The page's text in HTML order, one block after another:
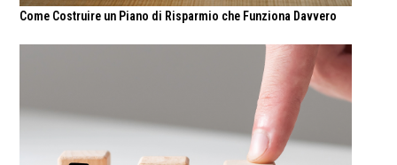
Come Costruire un Piano di Risparmio che Funziona Davvero